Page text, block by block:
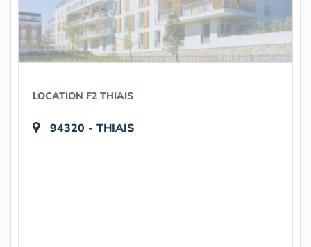
LOCATION F2 THIAIS
94320 - THIAIS